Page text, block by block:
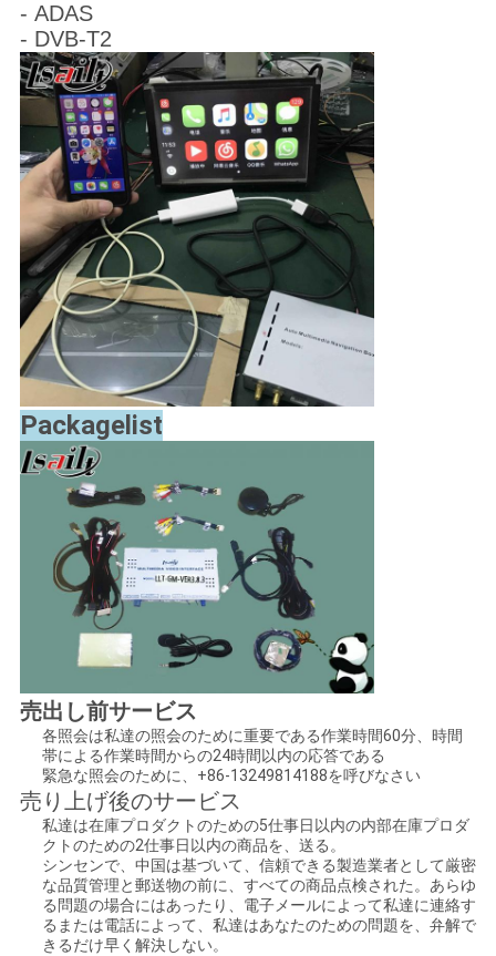
- ADAS
- DVB-T2
Packagelist
売出し前サービス
各照会は私達の照会のために重要である作業時間60分、時間
帯による作業時間からの24時間以内の応答である
緊急な照会のために、+86-13249814188を呼びなさい
売り上げ後のサービス
私達は在庫プロダクトのための5仕事日以内の内部在庫プロダ
クトのための2仕事日以内の商品を、送る。
シンセンで、中国は基づいて、信頼できる製造業者として厳密
な品質管理と郵送物の前に、すべての商品点検された。あらゆ
る問題の場合にはあったり、電子メールによって私達に連絡す
るまたは電話によって、私達はあなたのための問題を、弁解で
きるだけ早く解決しない。